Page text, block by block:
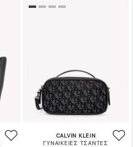
CALVIN KLEIN
ΓΥΝΑΙΚΕΙΕΣ ΤΣΑΝΤΕΣ